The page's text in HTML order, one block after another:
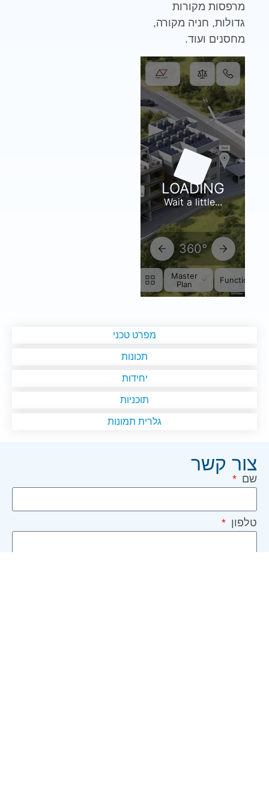
מפרט טכני
תכונות
יחידות
תוכניות
גלרית תמונות
מרפסות מקורות
גדולות, חניה מקורה,
מחסנים ועוד.
צור קשר
שם
טלפון